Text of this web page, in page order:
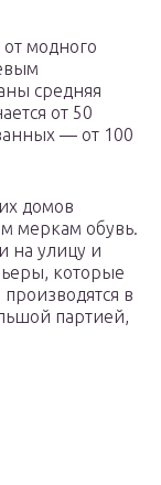
модного
средняя
от 50
— от 100
домов
меркам обувь.
на улицу и
которые
в
партией,